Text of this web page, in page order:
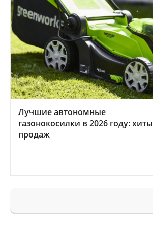
Лучшие автономные
газонокосилки в 2026 году: хиты
продаж